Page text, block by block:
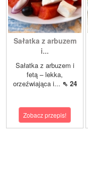
Sałatka z arbuzem
i...
Sałatka z arbuzem i
fetą – lekka,
orzeźwiająca i... ⇖ 24
Zobacz przepis!